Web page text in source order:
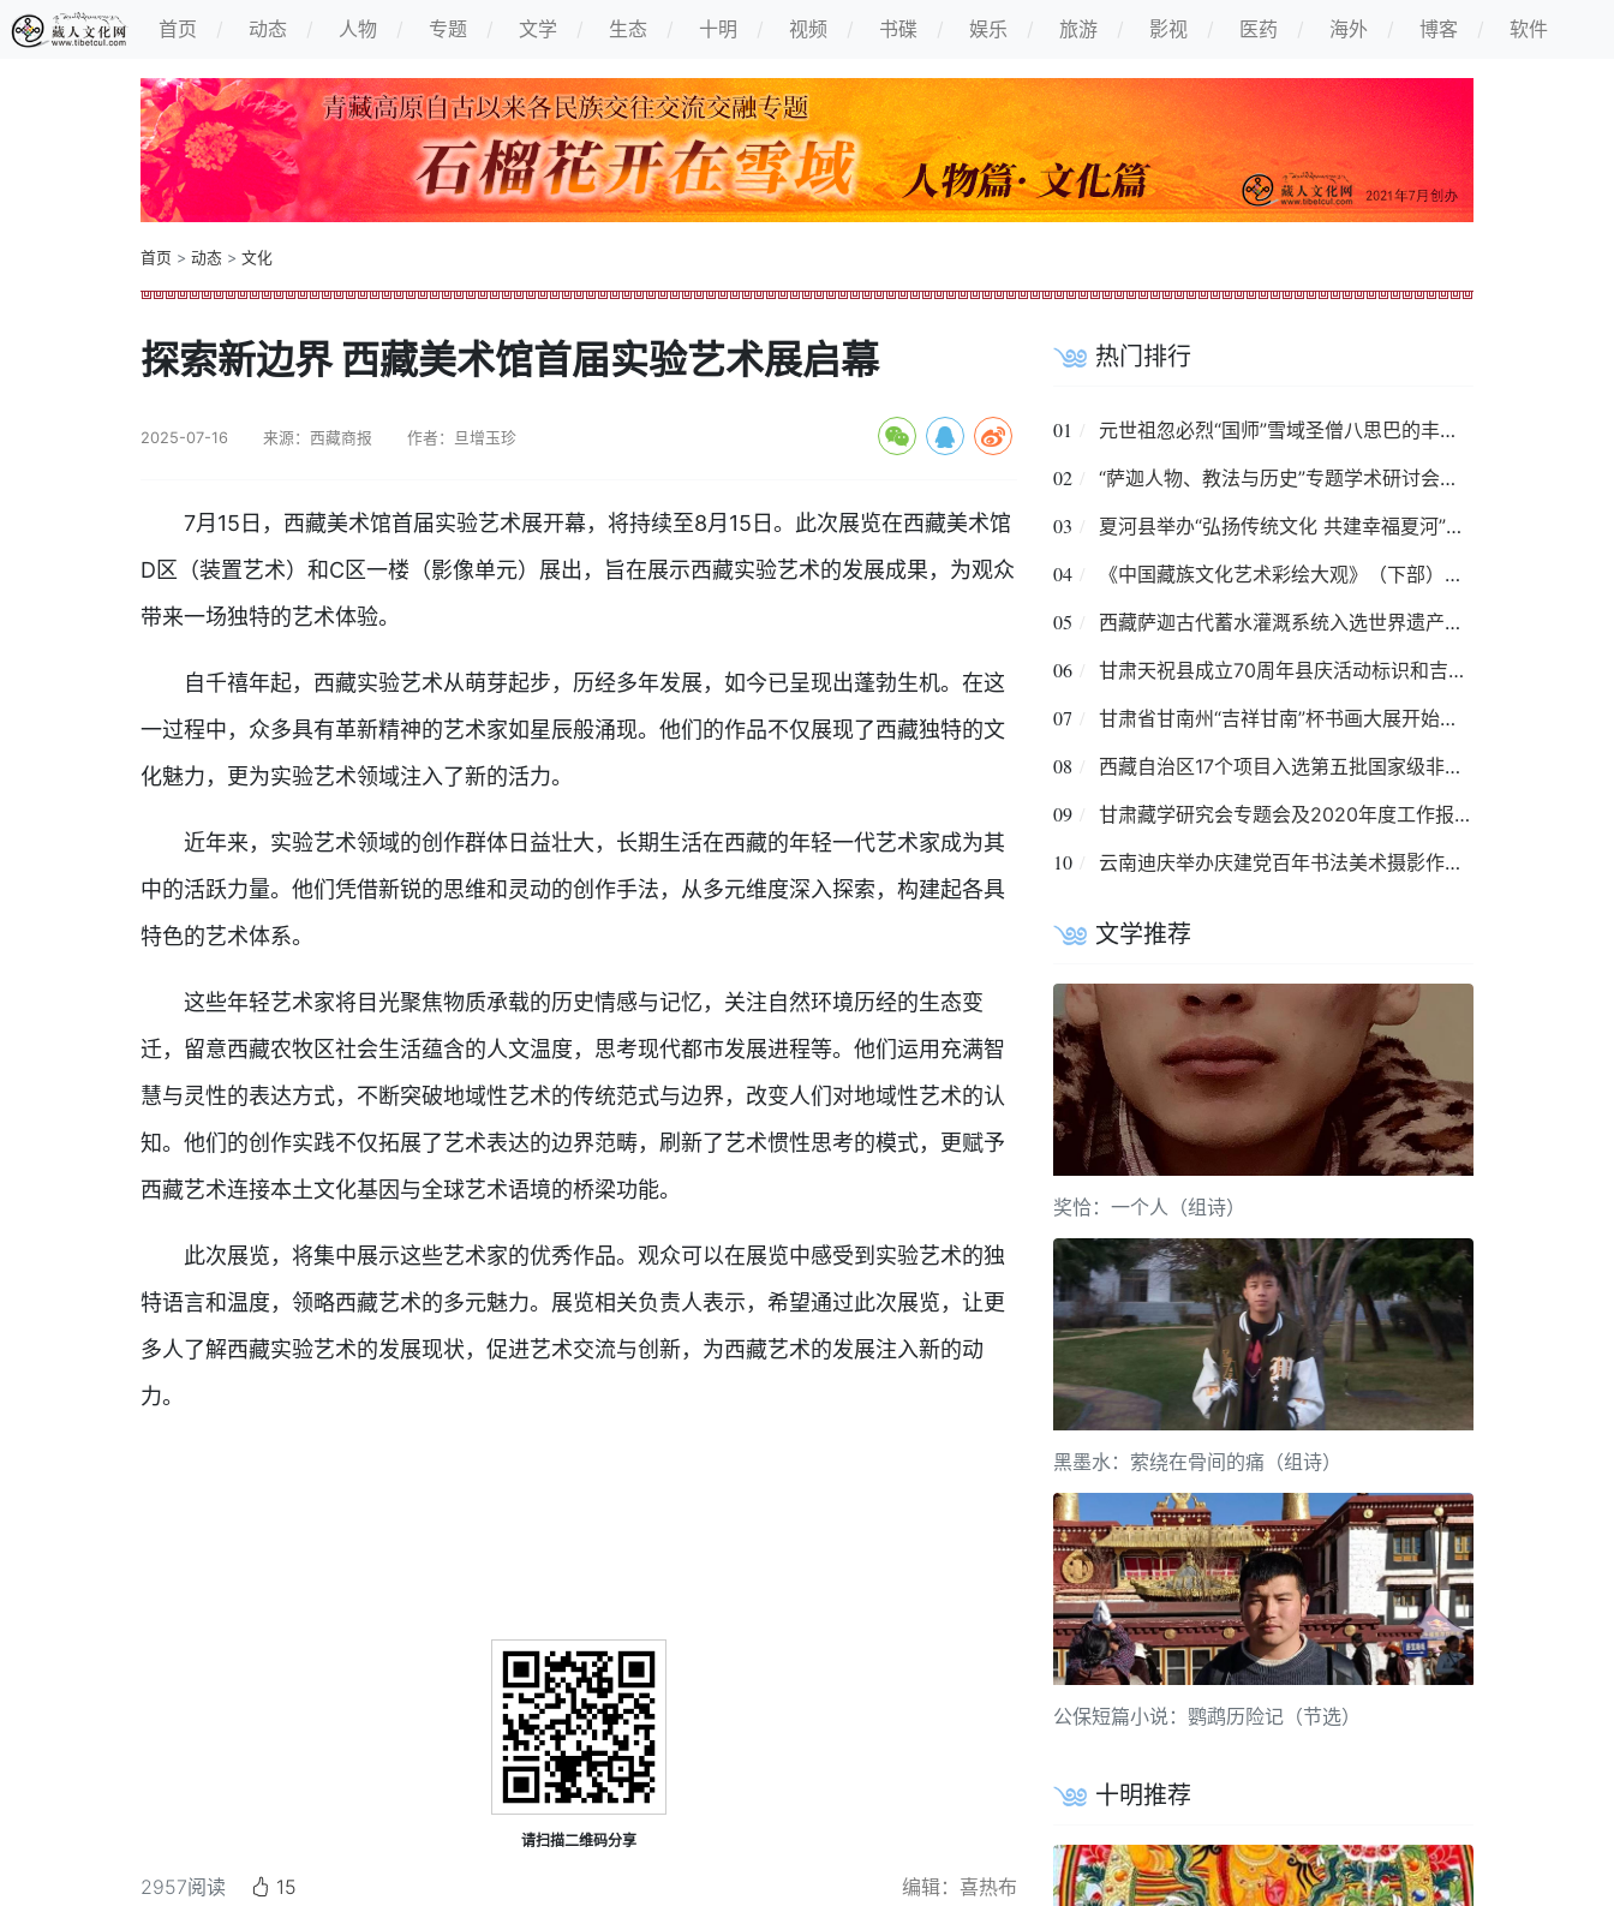
首页 动态 人物 专题 文学 生态 十明 视频 书碟 娱乐 旅游 影视 医药 海外 博客 软件
首页 > 动态 > 文化
探索新边界 西藏美术馆首届实验艺术展启幕
2025-07-16 来源：西藏商报 作者：旦增玉珍
7月15日，西藏美术馆首届实验艺术展开幕，将持续至8月15日。此次展览在西藏美术馆
D区（装置艺术）和C区一楼（影像单元）展出，旨在展示西藏实验艺术的发展成果，为观众
带来一场独特的艺术体验。
自千禧年起，西藏实验艺术从萌芽起步，历经多年发展，如今已呈现出蓬勃生机。在这
一过程中，众多具有革新精神的艺术家如星辰般涌现。他们的作品不仅展现了西藏独特的文
化魅力，更为实验艺术领域注入了新的活力。
近年来，实验艺术领域的创作群体日益壮大，长期生活在西藏的年轻一代艺术家成为其
中的活跃力量。他们凭借新锐的思维和灵动的创作手法，从多元维度深入探索，构建起各具
特色的艺术体系。
这些年轻艺术家将目光聚焦物质承载的历史情感与记忆，关注自然环境历经的生态变
迁，留意西藏农牧区社会生活蕴含的人文温度，思考现代都市发展进程等。他们运用充满智
慧与灵性的表达方式，不断突破地域性艺术的传统范式与边界，改变人们对地域性艺术的认
知。他们的创作实践不仅拓展了艺术表达的边界范畴，刷新了艺术惯性思考的模式，更赋予
西藏艺术连接本土文化基因与全球艺术语境的桥梁功能。
此次展览，将集中展示这些艺术家的优秀作品。观众可以在展览中感受到实验艺术的独
特语言和温度，领略西藏艺术的多元魅力。展览相关负责人表示，希望通过此次展览，让更
多人了解西藏实验艺术的发展现状，促进艺术交流与创新，为西藏艺术的发展注入新的动
力。
请扫描二维码分享
2957阅读 15 编辑：喜热布
热门排行
01 元世祖忽必烈“国师”雪域圣僧八思巴的丰功伟绩
02 “萨迦人物、教法与历史”专题学术研讨会举行
03 夏河县举办“弘扬传统文化 共建幸福夏河”藏文书法创作展览活动
04 《中国藏族文化艺术彩绘大观》（下部）问世
05 西藏萨迦古代蓄水灌溉系统入选世界遗产名录
06 甘肃天祝县成立70周年县庆活动标识和吉祥物发布
07 甘肃省甘南州“吉祥甘南”杯书画大展开始征稿
08 西藏自治区17个项目入选第五批国家级非遗名录
09 甘肃藏学研究会专题会及2020年度工作报告会举办
10 云南迪庆举办庆建党百年书法美术摄影作品网络展
文学推荐
奖恰：一个人（组诗）
黑墨水：萦绕在骨间的痛（组诗）
公保短篇小说：鹦鹉历险记（节选）
十明推荐